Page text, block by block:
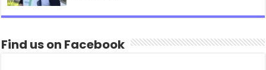
Find us on Facebook